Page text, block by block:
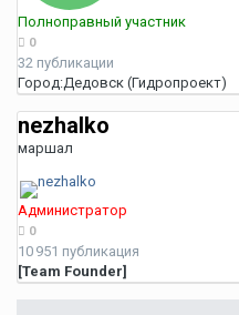
Полноправный участник
0
32 публикации
Город:Дедовск (Гидропроект)
nezhalko
маршал
Администратор
0
10 951 публикация
[Team Founder]